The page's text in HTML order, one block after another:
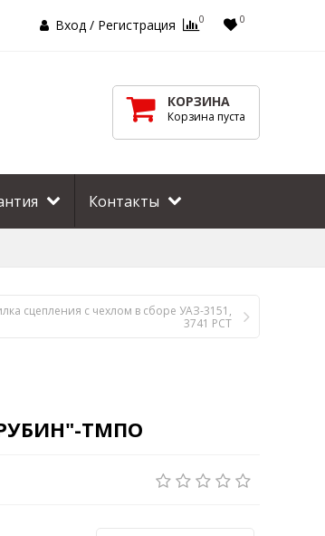
Вход / Регистрация 0 0
КОРЗИНА
Корзина пуста
Контакты
сцепления с чехлом в сборе УАЗ-3151,
3741 РСТ
ТМПО